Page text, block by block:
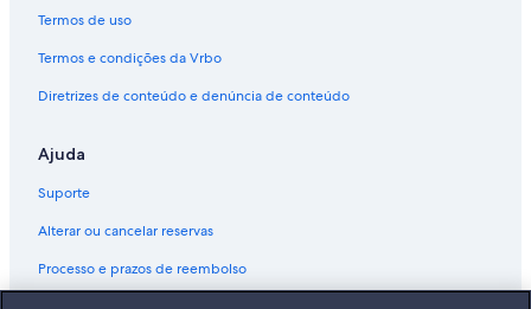
Termos de uso
Termos e condições da Vrbo
Diretrizes de conteúdo e denúncia de conteúdo
Ajuda
Suporte
Alterar ou cancelar reservas
Processo e prazos de reembolso